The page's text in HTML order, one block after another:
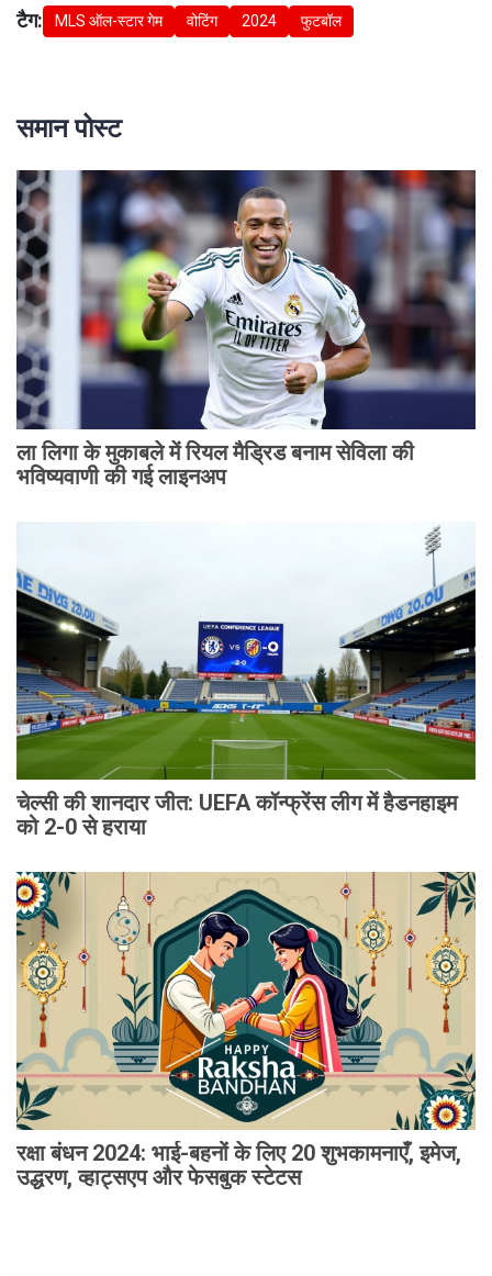
टैग: MLS ऑल-स्टार गेम वोटिंग 2024 फुटबॉल
समान पोस्ट
ला लिगा के मुकाबले में रियल मैड्रिड बनाम सेविला की
भविष्यवाणी की गई लाइनअप
चेल्सी की शानदार जीत: UEFA कॉन्फ्रेंस लीग में हैडनहाइम
को 2-0 से हराया
रक्षा बंधन 2024: भाई-बहनों के लिए 20 शुभकामनाएँ, इमेज,
उद्धरण, व्हाट्सएप और फेसबुक स्टेटस